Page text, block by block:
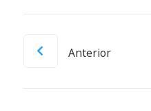
Anterior